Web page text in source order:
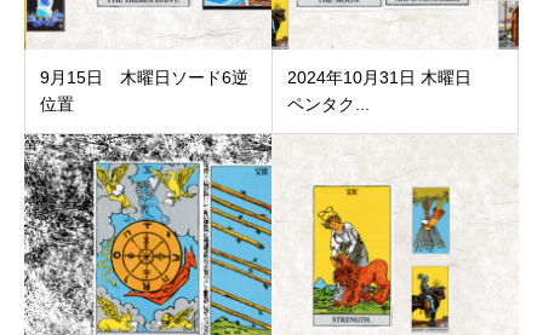
9月15日 木曜日ソード6逆
位置
2024年10月31日 木曜日
ペンタク...